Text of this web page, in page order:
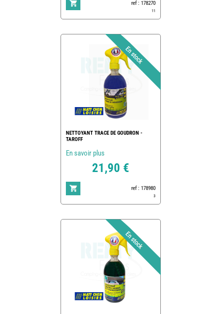
ref : 178270
11
NETTOYANT TRACE DE GOUDRON -
TAROFF
En savoir plus
21,90 €
ref : 178980
3